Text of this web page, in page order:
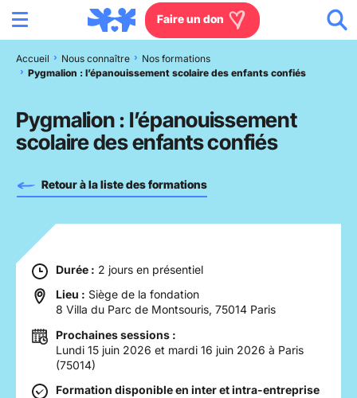
Aller à la recherche
Aller au pied de page
Faire un don
Nous connaître
Actions en France
Rejoignez-nous
Les villages d'enfants
Accueil Nous connaître
Nos formations
Pygmalion : l’épanouissement scolaire des enfants confiés
Pygmalion : l’épanouissement
scolaire des enfants confiés
Retour à la liste des formations
Durée : 2 jours en présentiel
Lieu : Siège de la fondation
8 Villa du Parc de Montsouris, 75014 Paris
Prochaines sessions :
Lundi 15 juin 2026 et mardi 16 juin 2026 à Paris
(75014)
Formation disponible en inter et intra-entreprise